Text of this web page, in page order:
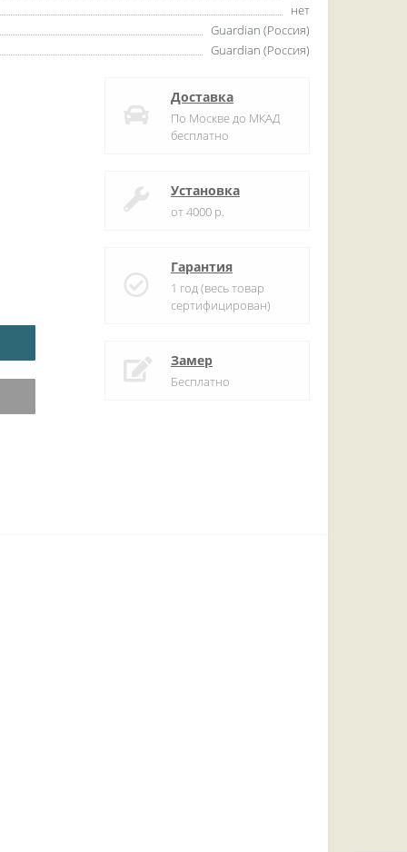
нет
Guardian (Россия)
Guardian (Россия)
Доставка
По Москве до МКАД
бесплатно
Установка
от 4000 р.
Гарантия
1 год (весь товар
сертифицирован)
Замер
Бесплатно